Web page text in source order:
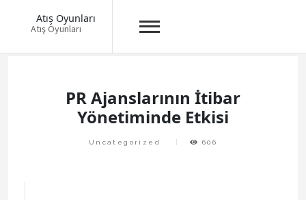
Atış Oyunları
Atış Oyunları
PR Ajanslarının İtibar
Yönetiminde Etkisi
Uncategorized 606